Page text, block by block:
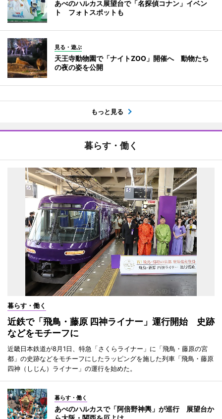
あべのハルカス展望台で「名探偵コナン」イベン
ト フォトスポットも
見る・遊ぶ
天王寺動物園で「ナイトZOO」開催へ 動物たち
の夜の姿を公開
もっと見る
暮らす・働く
暮らす・働く
近鉄で「飛鳥・藤原 四神ライナー」運行開始 史跡
などをモチーフに
近畿日本鉄道が8月1日、特急「さくらライナー」に「飛鳥・藤原の宮
都」の史跡などをモチーフにしたラッピングを施した列車「飛鳥・藤原
四神（しじん）ライナー」の運行を始めた。
暮らす・働く
あべのハルカスで「阿倍野神輿」が巡行 展望台か